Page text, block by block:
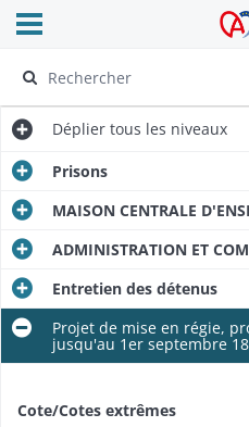
Archives
Ouvrir le menu déroulant
Déplier tous les niveaux
Prisons
MAISON CENTRALE
ADMINISTRATION ET
Entretien des détenus
Projet de mise en régie,
jusqu'au 1er septembre
Cote/Cotes extrêmes